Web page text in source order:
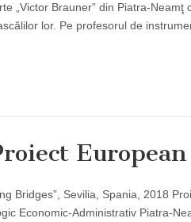
„Victor Brauner” din Piatra-
lor. Pe profesorul de
Bridges”, Sevilia, Spania, 2018
Economic-Administrativ Piatra-